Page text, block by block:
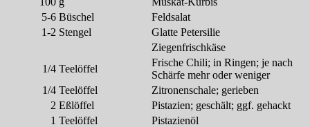
5-6 Büschel
Feldsalat
1-2 Stengel
Glatte Petersilie
Ziegenfrischkäse
1/4 Teelöffel
Frische Chili; in Ringen; je nach
Schärfe mehr oder weniger
1/4 Teelöffel
Zitronenschale; gerieben
2 Eßlöffel
Pistazien; geschält; ggf. gehackt
1 Teelöffel
Pistazienöl